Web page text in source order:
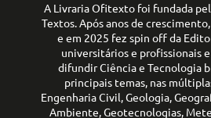
A Livraria Ofitexto foi fundada
Textos. Após anos de
e em 2025 fez spin off da
universitários e profissionais
difundir Ciência e Tecnologia
principais temas, nas
Engenharia Civil, Geologia,
Ambiente, Geotecnologias,